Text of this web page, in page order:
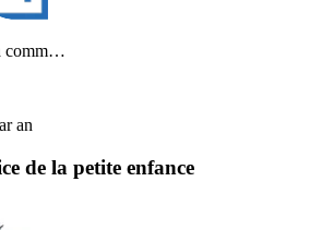
comm…
an
de la petite enfance